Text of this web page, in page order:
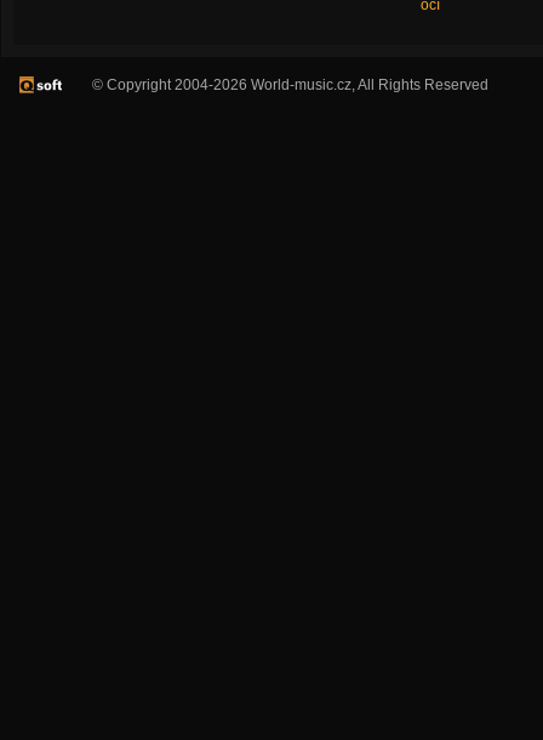
očí
© Copyright 2004-2026 World-music.cz, All Rights Reserved